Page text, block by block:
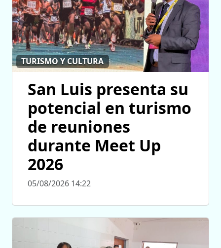
TURISMO Y CULTURA
San Luis presenta su
potencial en turismo
de reuniones
durante Meet Up
2026
05/08/2026 14:22